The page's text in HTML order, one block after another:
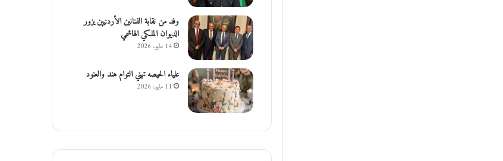
وفد من نقابة الفنانين الأردنيين يزور
الديوان الملكي الهاشمي
14 مايو، 2026
علياء الحيصه تهني التوام هند والعنود
11 مايو، 2026